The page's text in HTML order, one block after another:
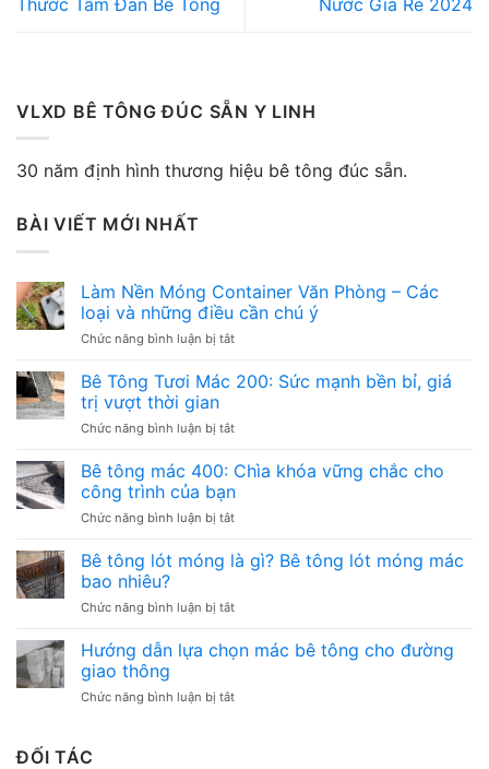
Thước Tấm Đan Bê Tông
Nước Giá Rẻ 2024
VLXD BÊ TÔNG ĐÚC SẴN Y LINH
30 năm định hình thương hiệu bê tông đúc sẵn.
BÀI VIẾT MỚI NHẤT
Làm Nền Móng Container Văn Phòng – Các
loại và những điều cần chú ý
Chức năng bình luận bị tắtở
Nền
Móng
Văn
–
và
điều
ý
Bê Tông Tươi Mác 200: Sức mạnh bền bỉ, giá
trị vượt thời gian
Chức năng bình luận bị tắtở
Tông
Tươi
Mác
200:
mạnh
bền
giá
vượt
Bê tông mác 400: Chìa khóa vững chắc cho
công trình của bạn
Chức năng bình luận bị tắtở
tông
mác
Chìa
vững
chắc
công
Bê tông lót móng là gì? Bê tông lót móng mác
bao nhiêu?
Chức năng bình luận bị tắtở
lót
là
Hướng dẫn lựa chọn mác bê tông cho đường
giao thông
Chức năng bình luận bị tắtở
ĐỐI TÁC